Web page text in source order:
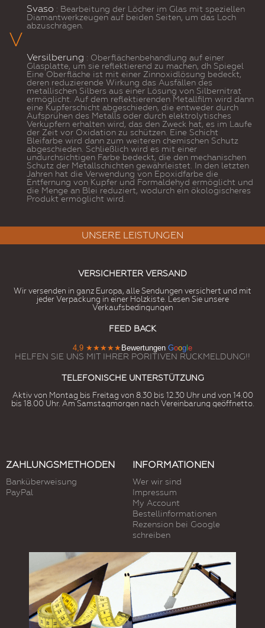
Svaso : Bearbeitung der Löcher im Glas mit speziellen
Diamantwerkzeugen auf beiden Seiten, um das Loch
abzuschrägen.
V
Versilberung : Oberflächenbehandlung auf einer
Glasplatte, um sie reflektierend zu machen, dh Spiegel
Eine Oberfläche ist mit einer Zinnoxidlösung bedeckt,
deren reduzierende Wirkung das Ausfällen des
metallischen Silbers aus einer Lösung von Silbernitrat
ermöglicht. Auf dem reflektierenden Metallfilm wird dann
eine Kupferschicht abgeschieden, die entweder durch
Aufsprühen des Metalls oder durch elektrolytisches
Verkupfern erhalten wird, das den Zweck hat, es im Laufe
der Zeit vor Oxidation zu schützen. Eine Schicht
Bleifarbe wird dann zum weiteren chemischen Schutz
abgeschieden. Schließlich wird es mit einer
undurchsichtigen Farbe bedeckt, die den mechanischen
Schutz der Metallschichten gewährleistet. In den letzten
Jahren hat die Verwendung von Epoxidfarbe die
Entfernung von Kupfer und Formaldehyd ermöglicht und
die Menge an Blei reduziert, wodurch ein ökologischeres
Produkt ermöglicht wird.
UNSERE LEISTUNGEN
VERSICHERTER VERSAND
Wir versenden in ganz Europa, alle Sendungen versichert und mit
jeder Verpackung in einer Holzkiste. Lesen Sie unsere
Verkaufsbedingungen
FEED BACK
4,9 ★★★★★ Bewertungen Goog e
HELFEN SIE UNS MIT IHRER PORITIVEN RUCKMELDUNG!!
TELEFONISCHE UNTERSTÜTZUNG
Aktiv von Montag bis Freitag von 8.30 bis 12.30 Uhr und von 14.00
bis 18.00 Uhr. Am Samstagmorgen nach Vereinbarung geöffnetto.
ZAHLUNGSMETHODEN
Banküberweisung
PayPal
INFORMATIONEN
Wer wir sind
Impressum
My Account
Bestellinformationen
Rezension bei Google
schreiben